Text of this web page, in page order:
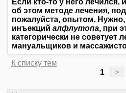
Если кто-то у него
об этом методе лечения,
пожалуйста, опытом. Нужно,
инъекций алфлутопа, при
категорически не советует
мануальщиков и
К списку тем
1
>